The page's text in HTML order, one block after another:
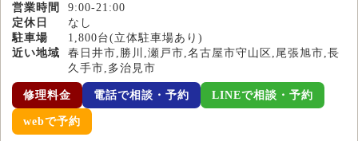
営業時間
9:00-21:00
定休日
なし
駐車場
1,800台(立体駐車場あり)
近い地域
春日井市,勝川,瀬戸市,名古屋市守山区,尾張旭市,長
久手市,多治見市
修理料金 電話で相談・予約 LINEで相談・予約
webで予約